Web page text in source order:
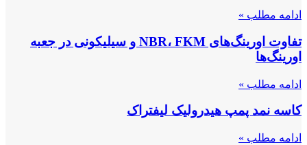
ادامه مطلب »
تفاوت اورینگ‌های NBR، FKM و سیلیکونی در جعبه
اورینگ‌ها
ادامه مطلب »
کاسه نمد پمپ هیدرولیک لیفتراک
ادامه مطلب »